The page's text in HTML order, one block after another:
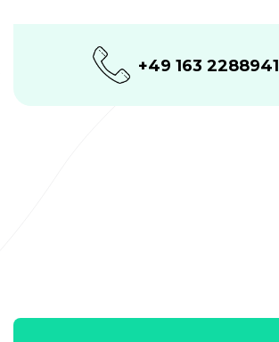
+49 163 2288941